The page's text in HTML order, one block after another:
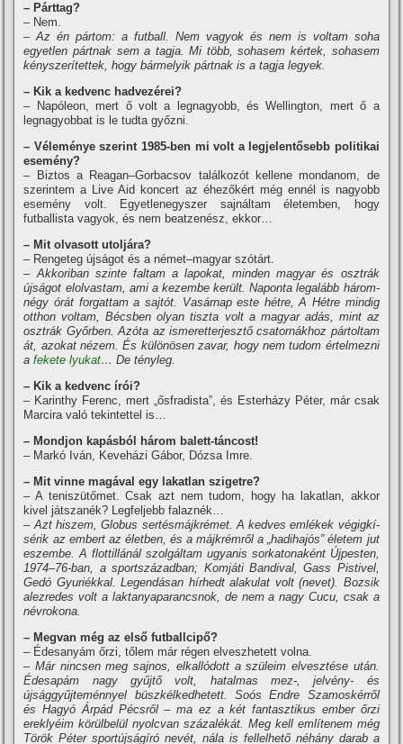
– Párttag?
– Nem.
– Az én pártom: a futball. Nem vagyok és nem is voltam soha
egyetlen pártnak sem a tagja. Mi több, sohasem kértek, sohasem
kényszerí­tettek, hogy bármelyik pártnak is a tagja legyek.
– Kik a kedvenc hadvezérei?
– Napóleon, mert ő volt a legnagyobb, és Wellington, mert ő a
legnagyobbat is le tudta győzni.
– Véleménye szerint 1985-ben mi volt a legjelentősebb politikai
esemény?
– Biztos a Reagan–Gorbacsov találkozót kellene mondanom, de
szerintem a Live Aid koncert az éhezőkért még ennél is nagyobb
esemény volt. Egyetlenegyszer sajnáltam életemben, hogy
futballista vagyok, és nem beatzenész, ekkor…
– Mit olvasott utoljára?
– Rengeteg újságot és a német–magyar szótárt.
– Akkoriban szinte faltam a lapokat, minden magyar és osztrák
újságot elolvastam, ami a kezembe került. Naponta legalább három-
négy órát forgattam a sajtót. Vasárnap este hétre, A Hétre mindig
otthon voltam, Bécsben olyan tiszta volt a magyar adás, mint az
osztrák Győrben. Azóta az ismeretterjesztő csatornákhoz pártoltam
át, azokat nézem. És különösen zavar, hogy nem tudom értelmezni
afekete lyukat… De tényleg.
– Kik a kedvenc í­rói?
– Karinthy Ferenc, mert „ősfradista”, és Esterházy Péter, már csak
Marcira való tekintettel is…
– Mondjon kapásból három balett-táncost!
– Markó Iván, Keveházi Gábor, Dózsa Imre.
– Mit vinne magával egy lakatlan szigetre?
– A teniszütőmet. Csak azt nem tudom, hogy ha lakatlan, akkor
kivel játszanék? Legfeljebb falaznék…
– Azt hiszem, Globus sertésmájkrémet. A kedves emlékek végigkí­
sérik az embert az életben, és a májkrémről a „hadihajós” életem jut
eszembe. A flottillánál szolgáltam ugyanis sorkatonaként Újpesten,
1974–76-ban, a sportszázadban; Komjáti Bandival, Gass Pistivel,
Gedó Gyuriékkal. Legendásan hí­rhedt alakulat volt (nevet). Bozsik
alezredes volt a laktanyaparancsnok, de nem a nagy Cucu, csak a
névrokona.
– Megvan még az első futballcipő?
– Édesanyám őrzi, tőlem már régen elveszhetett volna.
– Már nincsen meg sajnos, elkallódott a szüleim elvesztése után.
Édesapám nagy gyűjtő volt, hatalmas mez-, jelvény- és
újsággyűjteménnyel büszkélkedhetett. Soós Endre Szamoskérről
és Hagyó Árpád Pécsről – ma ez a két fantasztikus ember őrzi
ereklyéim körülbelül nyolcvan százalékát. Meg kell emlí­tenem még
Török Péter sportújságí­ró nevét, nála is fellelhető néhány darab a